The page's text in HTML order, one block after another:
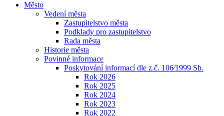
Město
Vedení města
Zastupitelstvo města
Podklady pro zastupitelstvo
Rada města
Historie města
Povinné informace
Poskytování informací dle z.č. 106⁄1999 Sb.
Rok 2026
Rok 2025
Rok 2024
Rok 2023
Rok 2022